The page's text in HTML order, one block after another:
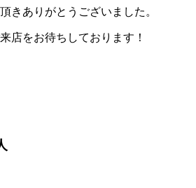
きありがとうございました。
店をお待ちしております！